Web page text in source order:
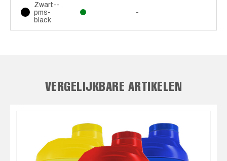
Zwart--
pms-
black
-
VERGELIJKBARE ARTIKELEN